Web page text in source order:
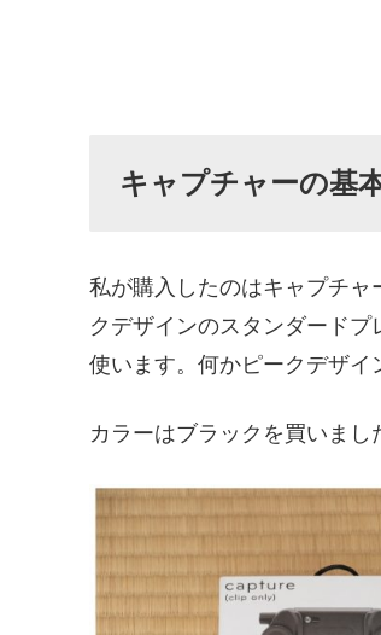
キャプチャーの基
私が購入したのはキャプチ
クデザインのスタンダード
使います。何かピークデザイ
カラーはブラックを買いまし